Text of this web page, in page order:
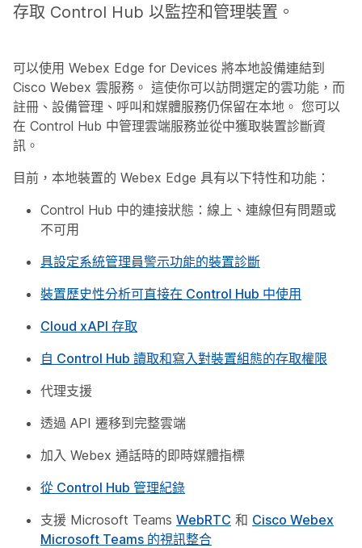
存取 Control Hub 以監控和管理裝置。
可以使用 Webex Edge for Devices 將本地設備連結到
Cisco Webex 雲服務。 這使你可以訪問選定的雲功能，而
註冊、設備管理、呼叫和媒體服務仍保留在本地。 您可以
在 Control Hub 中管理雲端服務並從中獲取裝置診斷資
訊。
目前，本地裝置的 Webex Edge 具有以下特性和功能：
Control Hub 中的連接狀態：線上、連線但有問題或
不可用
具設定系統管理員警示功能的裝置診斷
裝置歷史性分析可直接在 Control Hub 中使用
Cloud xAPI 存取
自 Control Hub 讀取和寫入對裝置組態的存取權限
代理支援
透過 API 遷移到完整雲端
加入 Webex 通話時的即時媒體指標
從 Control Hub 管理紀錄
支援 Microsoft Teams WebRTC 和 Cisco Webex
Microsoft Teams 的視訊整合